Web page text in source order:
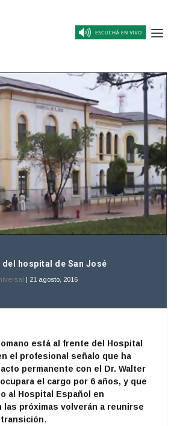
hospital de San José
| 21 agosto, 2016
está al frente del Hospital
el profesional señalo que ha
permanente con el Dr. Walter
el cargo por 6 años, y que
al Hospital Español en
las próximas volverán a reunirse
.